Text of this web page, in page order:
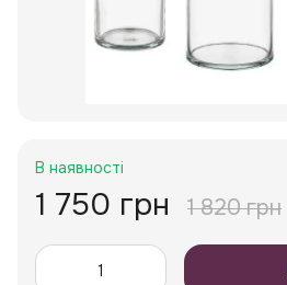
В наявності
1 750 грн 1 820 грн